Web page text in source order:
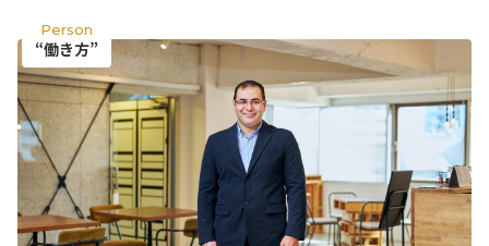
Technology
“未来技術”のPerspectives
Activity
“事業活動” のPerspectives
Person
“働き方”